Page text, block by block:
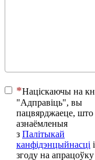
Націскаючы на
"Адправіць", вы
пацвярджаеце, што
азнаёмленыя
з Палітыкай
канфідэнцыйнасці
згоду на апрацоўку